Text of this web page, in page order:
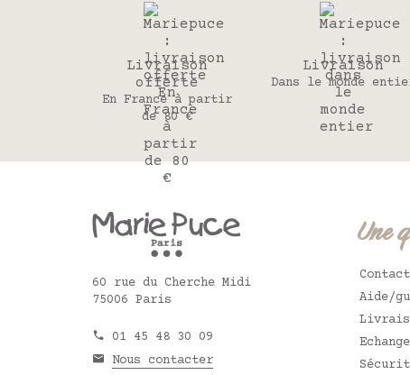
Livraison
offerte
En France à partir
de 80 €
Livraison
Dans le monde
60 rue du Cherche Midi
75006 Paris
01 45 48 30 09
Nous contacter
Une
Contact
Aide/